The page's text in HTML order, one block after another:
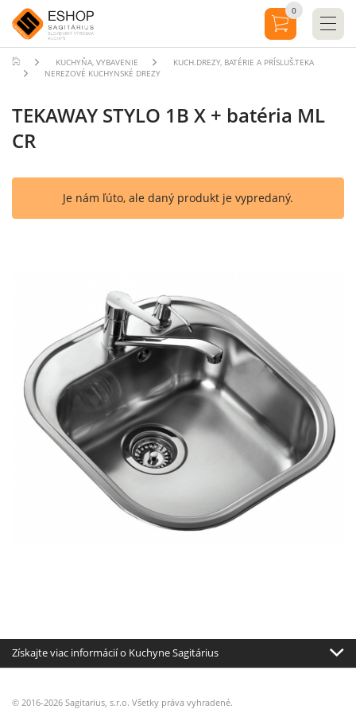
KUCHYŇA, VYBAVENIE
KUCH.DREZY, BATÉRIE A PRÍSLUŠ.TEKA
NEREZOVÉ KUCHYNSKÉ DREZY
TEKAWAY STYLO 1B X + batéria ML
CR
Je nám ľúto, ale daný produkt je vypredaný.
Získajte viac informácií o Kuchyne Sagitárius
© 2016-2026 Sagitarius, s.r.o. Všetky práva vyhradené.
0